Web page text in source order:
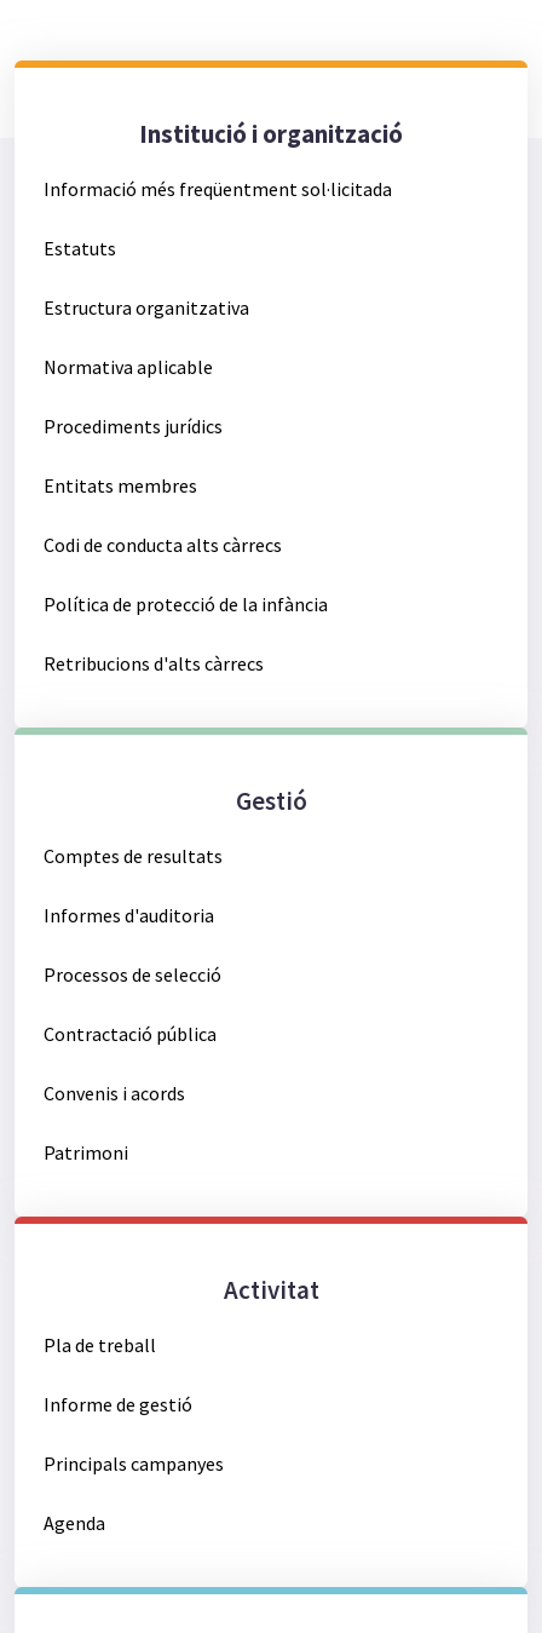
Institució i organització
Informació més freqüentment sol·licitada
Estatuts
Estructura organitzativa
Normativa aplicable
Procediments jurídics
Entitats membres
Codi de conducta alts càrrecs
Política de protecció de la infància
Retribucions d'alts càrrecs
Gestió
Comptes de resultats
Informes d'auditoria
Processos de selecció
Contractació pública
Convenis i acords
Patrimoni
Activitat
Pla de treball
Informe de gestió
Principals campanyes
Agenda